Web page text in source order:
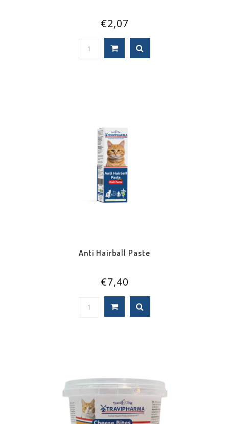
€2,07
Anti Hairball Paste
€7,40